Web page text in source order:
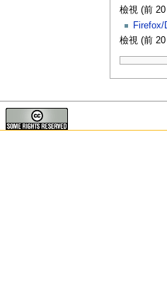
檢視 (前
Firefox/
檢視 (前